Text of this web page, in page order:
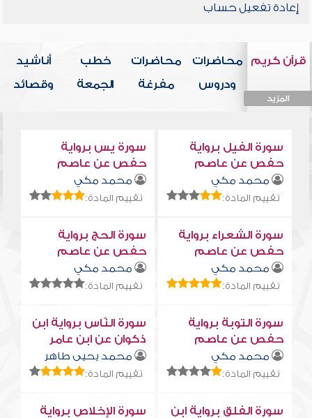
إعادة تفعيل حساب
قرآن كريم
المزيد
محاضرات
ودروس
محاضرات
مفرغة
خطب
الجمعة
أناشيد
وقصائد
سورة الفيل برواية
حفص عن عاصم
محمد مكي
تقييم المادة:
سورة يس برواية
حفص عن عاصم
محمد مكي
تقييم المادة:
سورة الشعراء برواية
حفص عن عاصم
محمد مكي
تقييم المادة:
سورة الحج برواية
حفص عن عاصم
محمد مكي
تقييم المادة:
سورة التوبة برواية
حفص عن عاصم
محمد مكي
تقييم المادة:
سورة النّاس برواية ابن
ذكوان عن ابن عامر
محمد يحيى طاهر
تقييم المادة:
سورة الفلق برواية ابن
سورة الإخلاص برواية